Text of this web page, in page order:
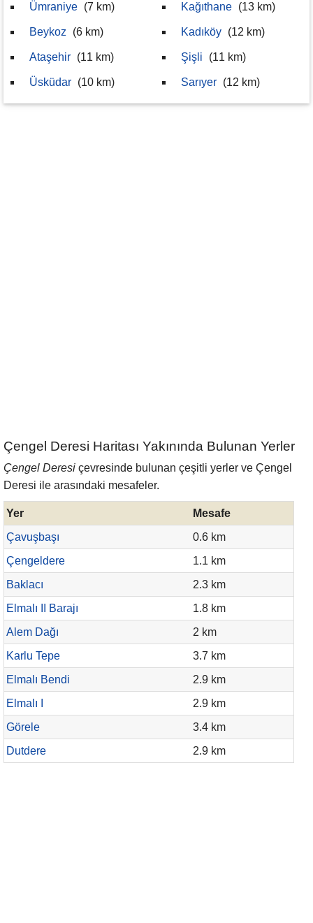
Ümraniye (7 km)
Beykoz (6 km)
Ataşehir (11 km)
Üsküdar (10 km)
Kağıthane (13 km)
Kadıköy (12 km)
Şişli (11 km)
Sarıyer (12 km)
Çengel Deresi Haritası Yakınında Bulunan Yerler
Çengel Deresi çevresinde bulunan çeşitli yerler ve Çengel
Deresi ile arasındaki mesafeler.
Yer
Mesafe
Çavuşbaşı
0.6 km
Çengeldere
1.1 km
Baklacı
2.3 km
Elmalı II Barajı
1.8 km
Alem Dağı
2 km
Karlu Tepe
3.7 km
Elmalı Bendi
2.9 km
Elmalı I
2.9 km
Görele
3.4 km
Dutdere
2.9 km